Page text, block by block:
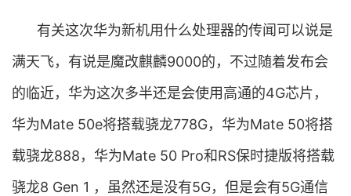
有关这次华为新机用什么处理器的传闻可以说是
满天飞，有说是魔改麒麟9000的，不过随着发布会
的临近，华为这次多半还是会使用高通的4G芯片，
华为Mate 50e将搭载骁龙778G，华为Mate 50将搭
载骁龙888，华为Mate 50 Pro和RS保时捷版将搭载
骁龙8 Gen 1 ，虽然还是没有5G，但是会有5G通信